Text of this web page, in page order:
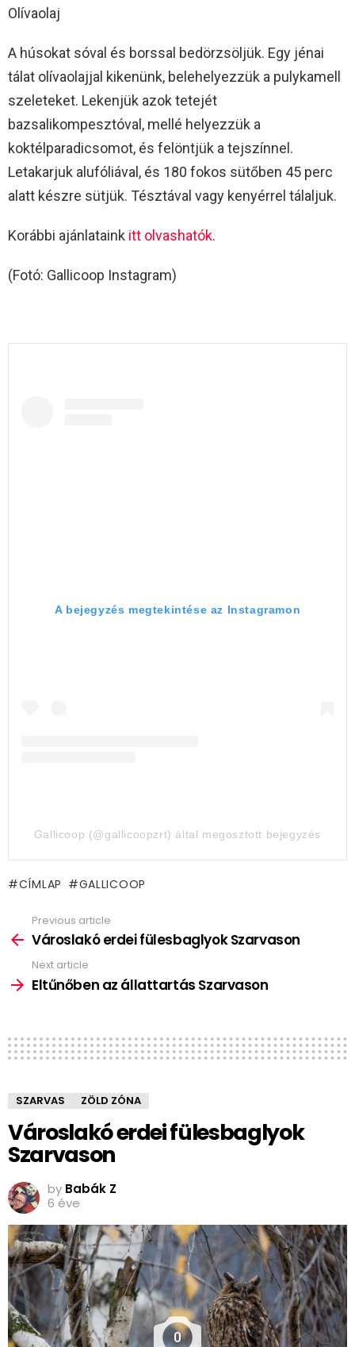
Olívaolaj
A húsokat sóval és borssal bedörzsöljük. Egy jénai
tálat olívaolajjal kikenünk, belehelyezzük a pulykamell
szeleteket. Lekenjük azok tetejét
bazsalikompesztóval, mellé helyezzük a
koktélparadicsomot, és felöntjük a tejszínnel.
Letakarjuk alufóliával, és 180 fokos sütőben 45 perc
alatt készre sütjük. Tésztával vagy kenyérrel tálaljuk.
Korábbi ajánlataink itt olvashatók.
(Fotó: Gallicoop Instagram)
A bejegyzés megtekintése az Instagramon
Gallicoop (@gallicoopzrt) által megosztott bejegyzés
CÍMLAP GALLICOOP
more
Previous article
Városlakó erdei fülesbaglyok Szarvason
Next article
Eltűnőben az állattartás Szarvason
SZARVAS ZÖLD ZÓNA
Városlakó erdei fülesbaglyok
Szarvason
by Babák Z
6 éve
0